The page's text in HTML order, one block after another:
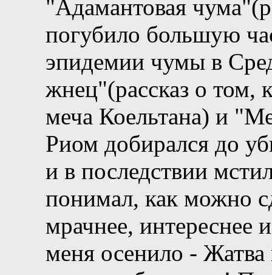
"Адамантовая
погубило большую
эпидемии чумы в
жнец"(рассказ о том,
меча Коельтана) и
Риом добирался до
и в последствии
понимал, как можно
мрачнее, интереснее
меня осенило - Жатва